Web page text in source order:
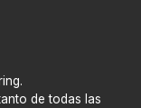
de todas las